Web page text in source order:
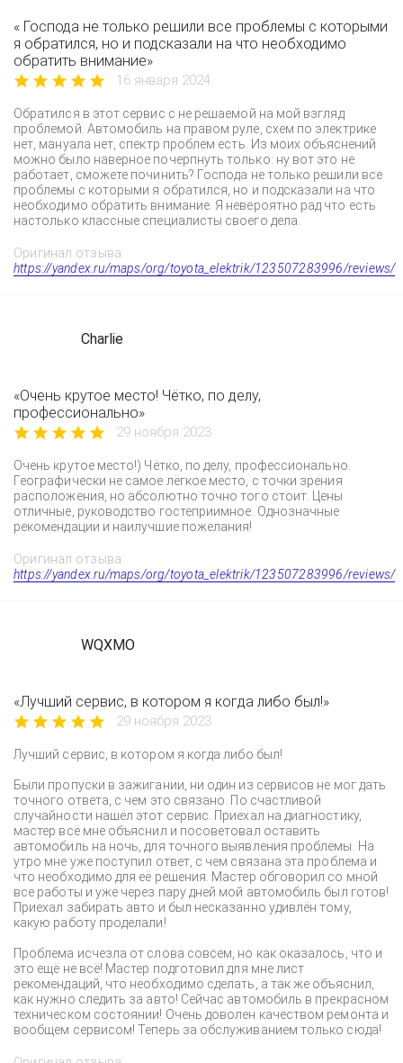
« Господа не только решили все проблемы с которыми
я обратился, но и подсказали на что необходимо
обратить внимание»
16 января 2024
Обратился в этот сервис с не решаемой на мой взгляд
проблемой. Автомобиль на правом руле, схем по электрике
нет, мануала нет, спектр проблем есть. Из моих объяснений
можно было наверное почерпнуть только: ну вот это не
работает, сможете починить? Господа не только решили все
проблемы с которыми я обратился, но и подсказали на что
необходимо обратить внимание. Я невероятно рад что есть
настолько классные специалисты своего дела.
Оригинал отзыва:
https://yandex.ru/maps/org/toyota_elektrik/123507283996/reviews/
Charlie
«Очень крутое место! Чётко, по делу,
профессионально»
29 ноября 2023
Очень крутое место!) Чётко, по делу, профессионально.
Географически не самое лёгкое место, с точки зрения
расположения, но абсолютно точно того стоит. Цены
отличные, руководство гостеприимное. Однозначные
рекомендации и наилучшие пожелания!
Оригинал отзыва:
https://yandex.ru/maps/org/toyota_elektrik/123507283996/reviews/
WQXMO
«Лучший сервис, в котором я когда либо был!»
29 ноября 2023
Лучший сервис, в котором я когда либо был!
Были пропуски в зажигании, ни один из сервисов не мог дать
точного ответа, с чем это связано. По счастливой
случайности нашёл этот сервис. Приехал на диагностику,
мастер всё мне объяснил и посоветовал оставить
автомобиль на ночь, для точного выявления проблемы. На
утро мне уже поступил ответ, с чем связана эта проблема и
что необходимо для её решения. Мастер обговорил со мной
все работы и уже через пару дней мой автомобиль был готов!
Приехал забирать авто и был несказанно удивлён тому,
какую работу проделали!
Проблема исчезла от слова совсем, но как оказалось, что и
это ещё не всё! Мастер подготовил для мне лист
рекомендаций, что необходимо сделать, а так же объяснил,
как нужно следить за авто! Сейчас автомобиль в прекрасном
техническом состоянии! Очень доволен качеством ремонта и
вообщем сервисом! Теперь за обслуживанием только сюда!